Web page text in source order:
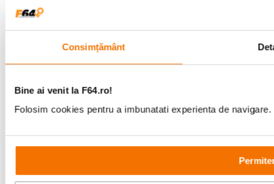
Consimțământ
Bine ai venit la F64.ro!
Folosim cookies pentru a imbunatati experienta de
Copyright © F64 2001 - 2026
Parteneri tehnologie: